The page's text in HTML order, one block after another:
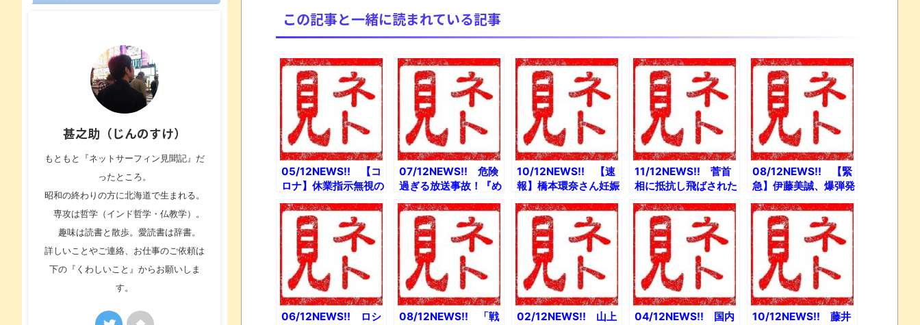
この記事と一緒に読まれている記事
05/12NEWS!! 【コ
ロナ】休業指示無視の
果とか マスク姿のイ
ラストでいらすとやさ
んが世界進出！とか
【朗報】蒋介石のひ
孫、イケメンとか
07/12NEWS!! 危険
過ぎる放送事故！『め
出とか 【速報】実物
大ガンダム立像の海外
進出が決定とか 個室
トイレ貸し専門店作ろ
うと思うんだけどとか
10/12NEWS!! 【速
報】橋本環奈さん妊娠
コーマート北海道制覇
目前wとか 【謎】童
謡『ぶんぶんぶん』に
“る” を入れて歌う遊
び知ってる？とか
11/12NEWS!! 菅首
相に抵抗し飛ばされた
でひどい人はいない」
とか 石坂浩二さんの
60年にわたる“プラモ
デル沼”の世界とか
08/12NEWS!! 【緊
急】伊藤美誠、爆弾発
ってよかった」 国「4
兆の赤字は所得税、住
民税増税しかない」と
か
06/12NEWS!! ロシ
08/12NEWS!! 「戦
02/12NEWS!! 山上
04/12NEWS!! 国内
10/12NEWS!! 藤井
甚之助（じんのすけ）
もともと『ネットサーフィン見聞記』だ
ったところ。
昭和の終わりの方に北海道で生まれる。
専攻は哲学（インド哲学・仏教学）。
趣味は読書と散歩。愛読書は辞書。
詳しいことやご連絡、お仕事のご依頼は
下の『くわしいこと』からお願いしま
す。